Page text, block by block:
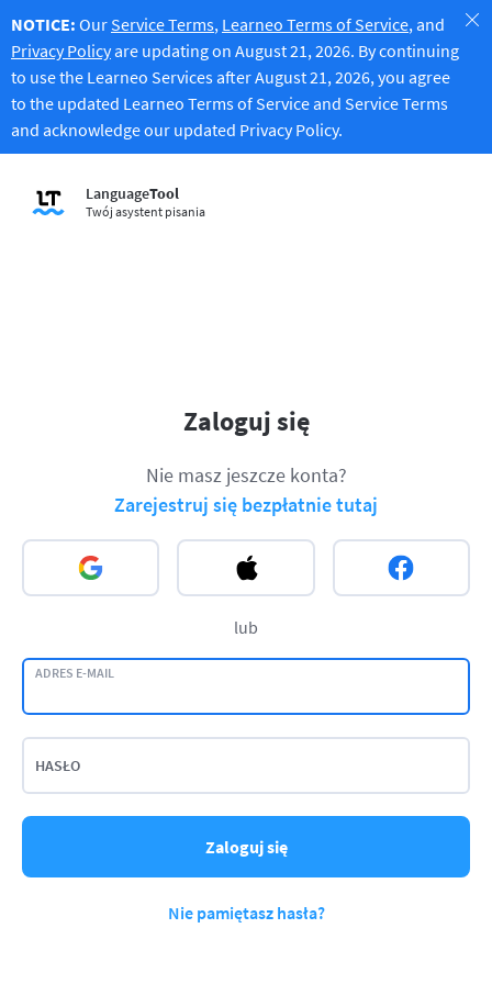
NOTICE: Our Service Terms, Learneo Terms of Service, and
Privacy Policyare updating on August 21, 2026. By continuing
to use the Learneo Services after August 21, 2026, you agree
to the updated Learneo Terms of Service and Service Terms
and acknowledge our updated Privacy Policy.
LanguageTool
Twój asystent pisania
Zaloguj się
Nie masz jeszcze konta?
Zarejestruj się bezpłatnie tutaj
lub
ADRES E-MAIL
HASŁO
Zaloguj się
Nie pamiętasz hasła?